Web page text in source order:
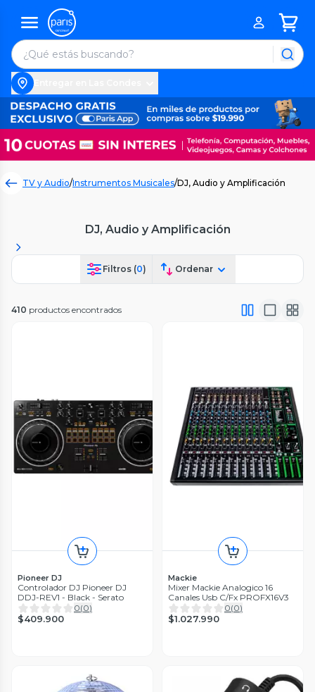
TV y Audio/Instrumentos Musicales/DJ, Audio y Amplificación
DJ, Audio y Amplificación
Filtros (0) Ordenar
410 productos encontrados
Pioneer DJ
Controlador DJ Pioneer DJ
DDJ-REV1 - Black - Serato
0(0)
$409.900
Mackie
Mixer Mackie Analogico 16
Canales Usb C/Fx PROFX16V3
0(0)
$1.027.990